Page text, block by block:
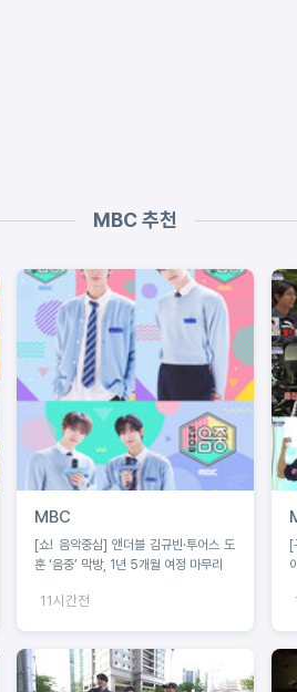
MBC 추천
MBC
[쇼! 음악중심] 앤더블 김규빈·투어스 도
훈 ‘음중’ 막방, 1년 5개월 여정 마무리
11시간전
[